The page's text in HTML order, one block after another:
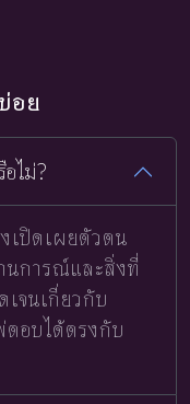
อย
ไม่?
เปิดเผยตัวตน
นการณ์และสิ่งที่
จนเกี่ยวกับ
ตอบได้ตรงกับ